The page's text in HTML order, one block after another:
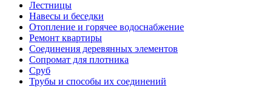
Лестницы
Навесы и беседки
Отопление и горячее водоснабжение
Ремонт квартиры
Соединения деревянных элементов
Сопромат для плотника
Сруб
Трубы и способы их соединений